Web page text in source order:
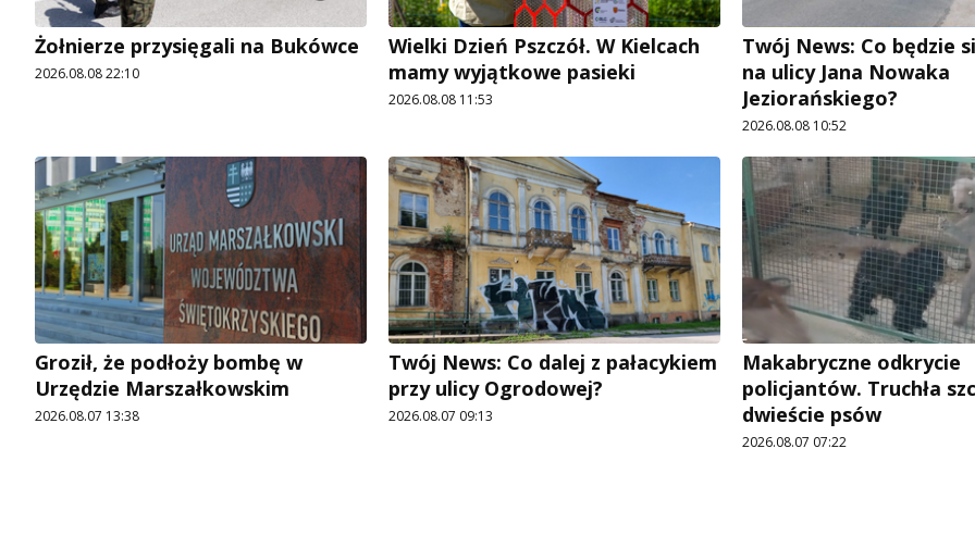
Żołnierze przysięgali na Bukówce
2026.08.08 22:10
Wielki Dzień Pszczół. W Kielcach
mamy wyjątkowe pasieki
2026.08.08 11:53
Twój News: Co będzie
na ulicy Jana Nowaka
Jeziorańskiego?
2026.08.08 10:52
Groził, że podłoży bombę w
Urzędzie Marszałkowskim
2026.08.07 13:38
Twój News: Co dalej z pałacykiem
przy ulicy Ogrodowej?
2026.08.07 09:13
Makabryczne odkrycie
policjantów. Truchła
dwieście psów
2026.08.07 07:22